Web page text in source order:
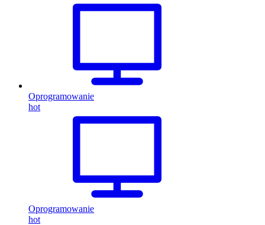
Oprogramowanie
hot
Oprogramowanie
hot